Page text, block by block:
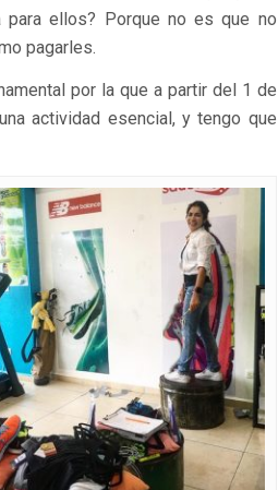
para ellos? Porque no es que no
pagarles.
por la que a partir del 1 de
actividad esencial, y tengo que